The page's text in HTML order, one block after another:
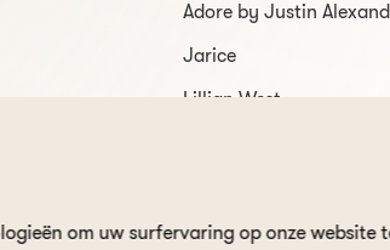
om uw surfervaring op onze website
Adore by Justin
Jarice
Lillian West